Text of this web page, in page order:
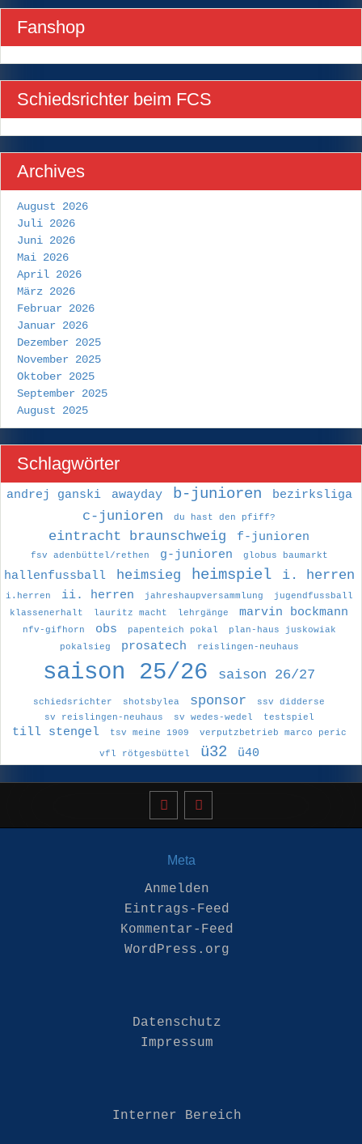
Fanshop
Schiedsrichter beim FCS
Archives
August 2026
Juli 2026
Juni 2026
Mai 2026
April 2026
März 2026
Februar 2026
Januar 2026
Dezember 2025
November 2025
Oktober 2025
September 2025
August 2025
Schlagwörter
andrej ganski awayday b-junioren bezirksliga
c-junioren du hast den pfiff?
eintracht braunschweig f-junioren
fsv adenbüttel/rethen g-junioren globus baumarkt
hallenfussball heimsieg heimspiel i. herren
i.herren ii. herren jahreshaupversammlung
jugendfussball
klassenerhalt
lauritz macht lehrgänge marvin bockmann
nfv-gifhorn obs papenteich pokal
plan-haus juskowiak
pokalsieg
prosatech reislingen-neuhaus
saison 25/26 saison 26/27
schiedsrichter shotsbylea sponsor
ssv didderse
sv reislingen-neuhaus
sv wedes-wedel testspiel
till stengel tsv meine 1909 verputzbetrieb marco peric
vfl rötgesbüttel ü32 ü40
Meta
Anmelden
Eintrags-Feed
Kommentar-Feed
WordPress.org
Datenschutz
Impressum
Interner Bereich